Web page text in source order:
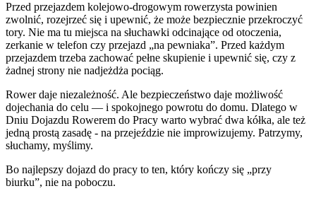
Przed przejazdem kolejowo-drogowym rowerzysta powinien
zwolnić, rozejrzeć się i upewnić, że może bezpiecznie przekroczyć
tory. Nie ma tu miejsca na słuchawki odcinające od otoczenia,
zerkanie w telefon czy przejazd „na pewniaka”. Przed każdym
przejazdem trzeba zachować pełne skupienie i upewnić się, czy z
żadnej strony nie nadjeżdża pociąg.
Rower daje niezależność. Ale bezpieczeństwo daje możliwość
dojechania do celu — i spokojnego powrotu do domu. Dlatego w
Dniu Dojazdu Rowerem do Pracy warto wybrać dwa kółka, ale też
jedną prostą zasadę - na przejeździe nie improwizujemy. Patrzymy,
słuchamy, myślimy.
Bo najlepszy dojazd do pracy to ten, który kończy się „przy
biurku”, nie na poboczu.